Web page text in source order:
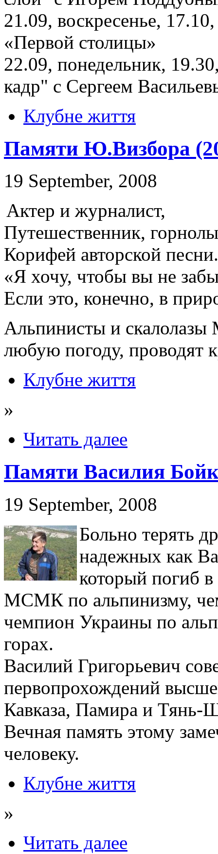
21.09, воскресенье,
«Первой столицы»
22.09, понедельник,
кадр" с Сергеем
Клубне життя
Памяти Ю.Визбора
19 September, 2008
Актер и журналист,
Путешественник,
Корифей авторской песни.
«Я хочу, чтобы вы не
Если это, конечно, в
Альпинисты и
любую погоду, проводят
Клубне життя
»
Читать далее
Памяти Василия
19 September, 2008
Больно терять
надежных как
который погиб в
МСМК по альпинизму,
чемпион Украины по
горах.
Василий Григорьевич
первопрохождений
Кавказа, Памира и Тянь-
Вечная память этому
человеку.
Клубне життя
»
Читать далее